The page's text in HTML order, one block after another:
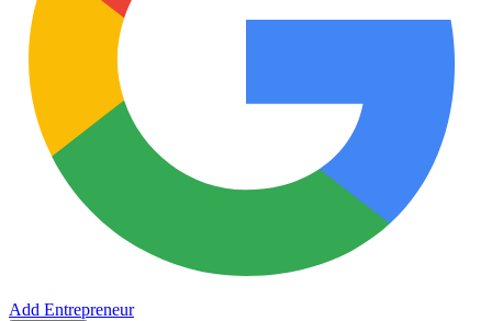
Add Entrepreneur